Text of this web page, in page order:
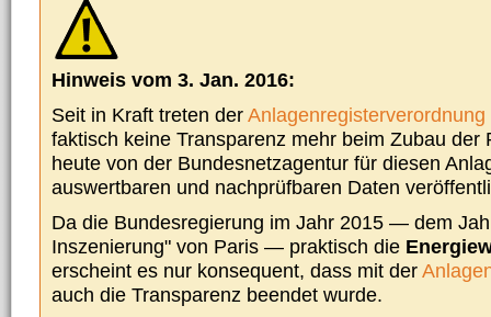
Hinweis vom 3. Jan. 2016:
Seit in Kraft treten derAnlagenregisterverordnung
faktisch keine Transparenz mehr beim Zubau der
heute von der Bundesnetzagentur für diesen
auswertbaren und nachprüfbaren Daten
Da die Bundesregierung im Jahr 2015 — dem
Inszenierung" von Paris — praktisch die
erscheint es nur konsequent, dass mit der
auch die Transparenz beendet wurde.